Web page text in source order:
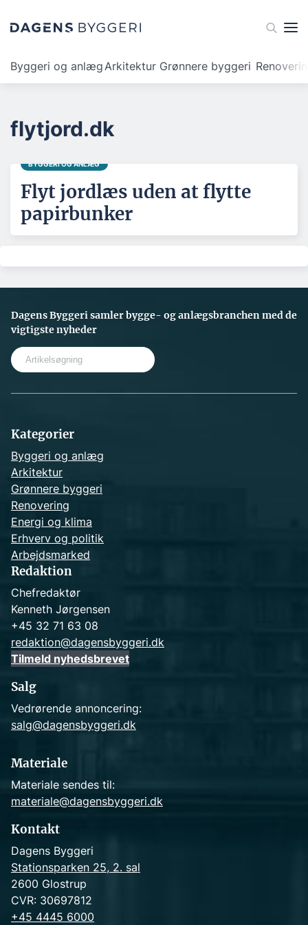
Byggeri og anlægArkitektur Grønnere byggeri
flytjord.dk
BYGGERI OG ANLÆG
Flyt jordlæs uden at flytte
papirbunker
Dagens Byggeri samler bygge- og anlægsbranchen med de
vigtigste nyheder
Kategorier
Byggeri og anlæg
Arkitektur
Grønnere byggeri
Renovering
Energi og klima
Erhverv og politik
Arbejdsmarked
Redaktion
Chefredaktør
Kenneth Jørgensen
+45 32 71 63 08
redaktion@dagensbyggeri.dk
Tilmeld nyhedsbrevet
Salg
Vedrørende annoncering:
salg@dagensbyggeri.dk
Materiale
Materiale sendes til:
materiale@dagensbyggeri.dk
Kontakt
Dagens Byggeri
Stationsparken 25, 2. sal
2600 Glostrup
CVR: 30697812
+45 4445 6000